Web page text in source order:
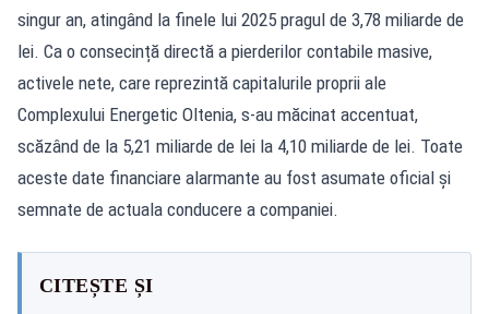
singur an, atingând la finele lui 2025 pragul de 3,78 miliarde de
lei. Ca o consecință directă a pierderilor contabile masive,
activele nete, care reprezintă capitalurile proprii ale
Complexului Energetic Oltenia, s-au măcinat accentuat,
scăzând de la 5,21 miliarde de lei la 4,10 miliarde de lei. Toate
aceste date financiare alarmante au fost asumate oficial și
semnate de actuala conducere a companiei.
CITEȘTE ȘI